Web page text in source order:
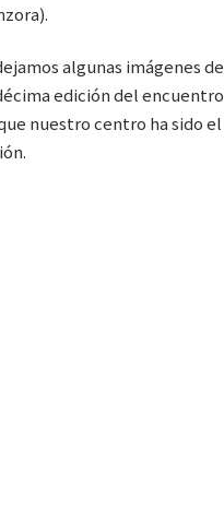
algunas imágenes de
edición del encuentro
nuestro centro ha sido el